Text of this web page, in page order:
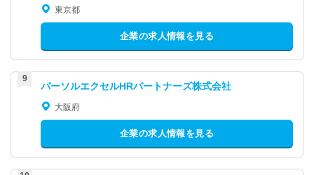
東京都
企業の求人情報を見る
パーソルエクセルHRパートナーズ株式会社
大阪府
企業の求人情報を見る